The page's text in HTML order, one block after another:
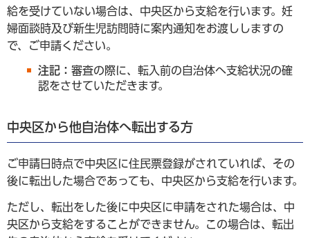
給を受けていない場合は、中央区から支給を行います。妊
婦面談時及び新生児訪問時に案内通知をお渡ししますの
で、ご申請ください。
注記： 審査の際に、転入前の自治体へ支給状況の確
認をさせていただきます。
中央区から他自治体へ転出する方
ご申請日時点で中央区に住民票登録がされていれば、その
後に転出した場合であっても、中央区から支給を行います。
ただし、転出をした後に中央区に申請をされた場合は、中
央区から支給をすることができません。この場合は、転出